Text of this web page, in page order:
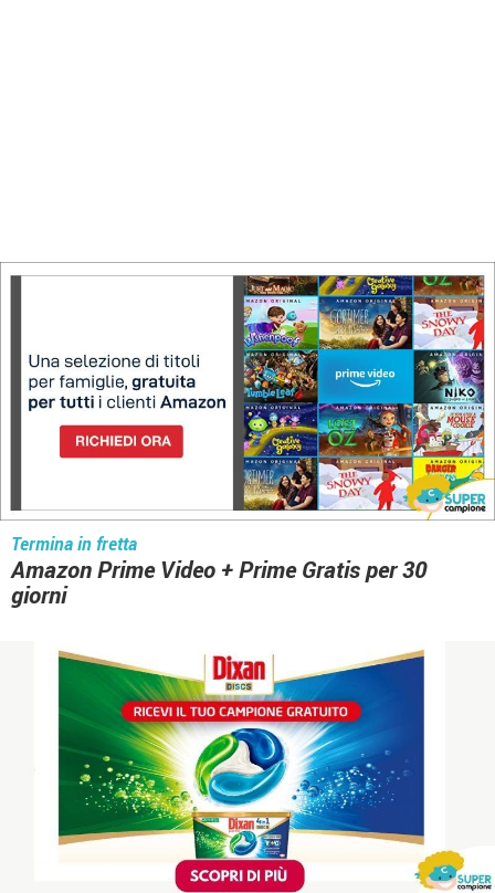
Termina in fretta
Amazon Prime Video + Prime Gratis per 30
giorni